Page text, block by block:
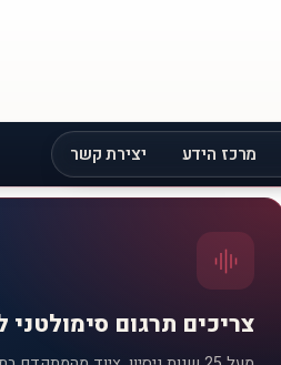
מרכז הידע יצירת קשר
צריכים תרגום סימולטני